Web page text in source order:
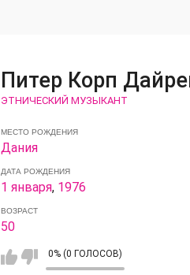
Питер Корп
ЭТНИЧЕСКИЙ МУЗЫКАНТ
МЕСТО РОЖДЕНИЯ
Дания
ДАТА РОЖДЕНИЯ
1 января, 1976
ВОЗРАСТ
50
0% (0 ГОЛОСОВ)